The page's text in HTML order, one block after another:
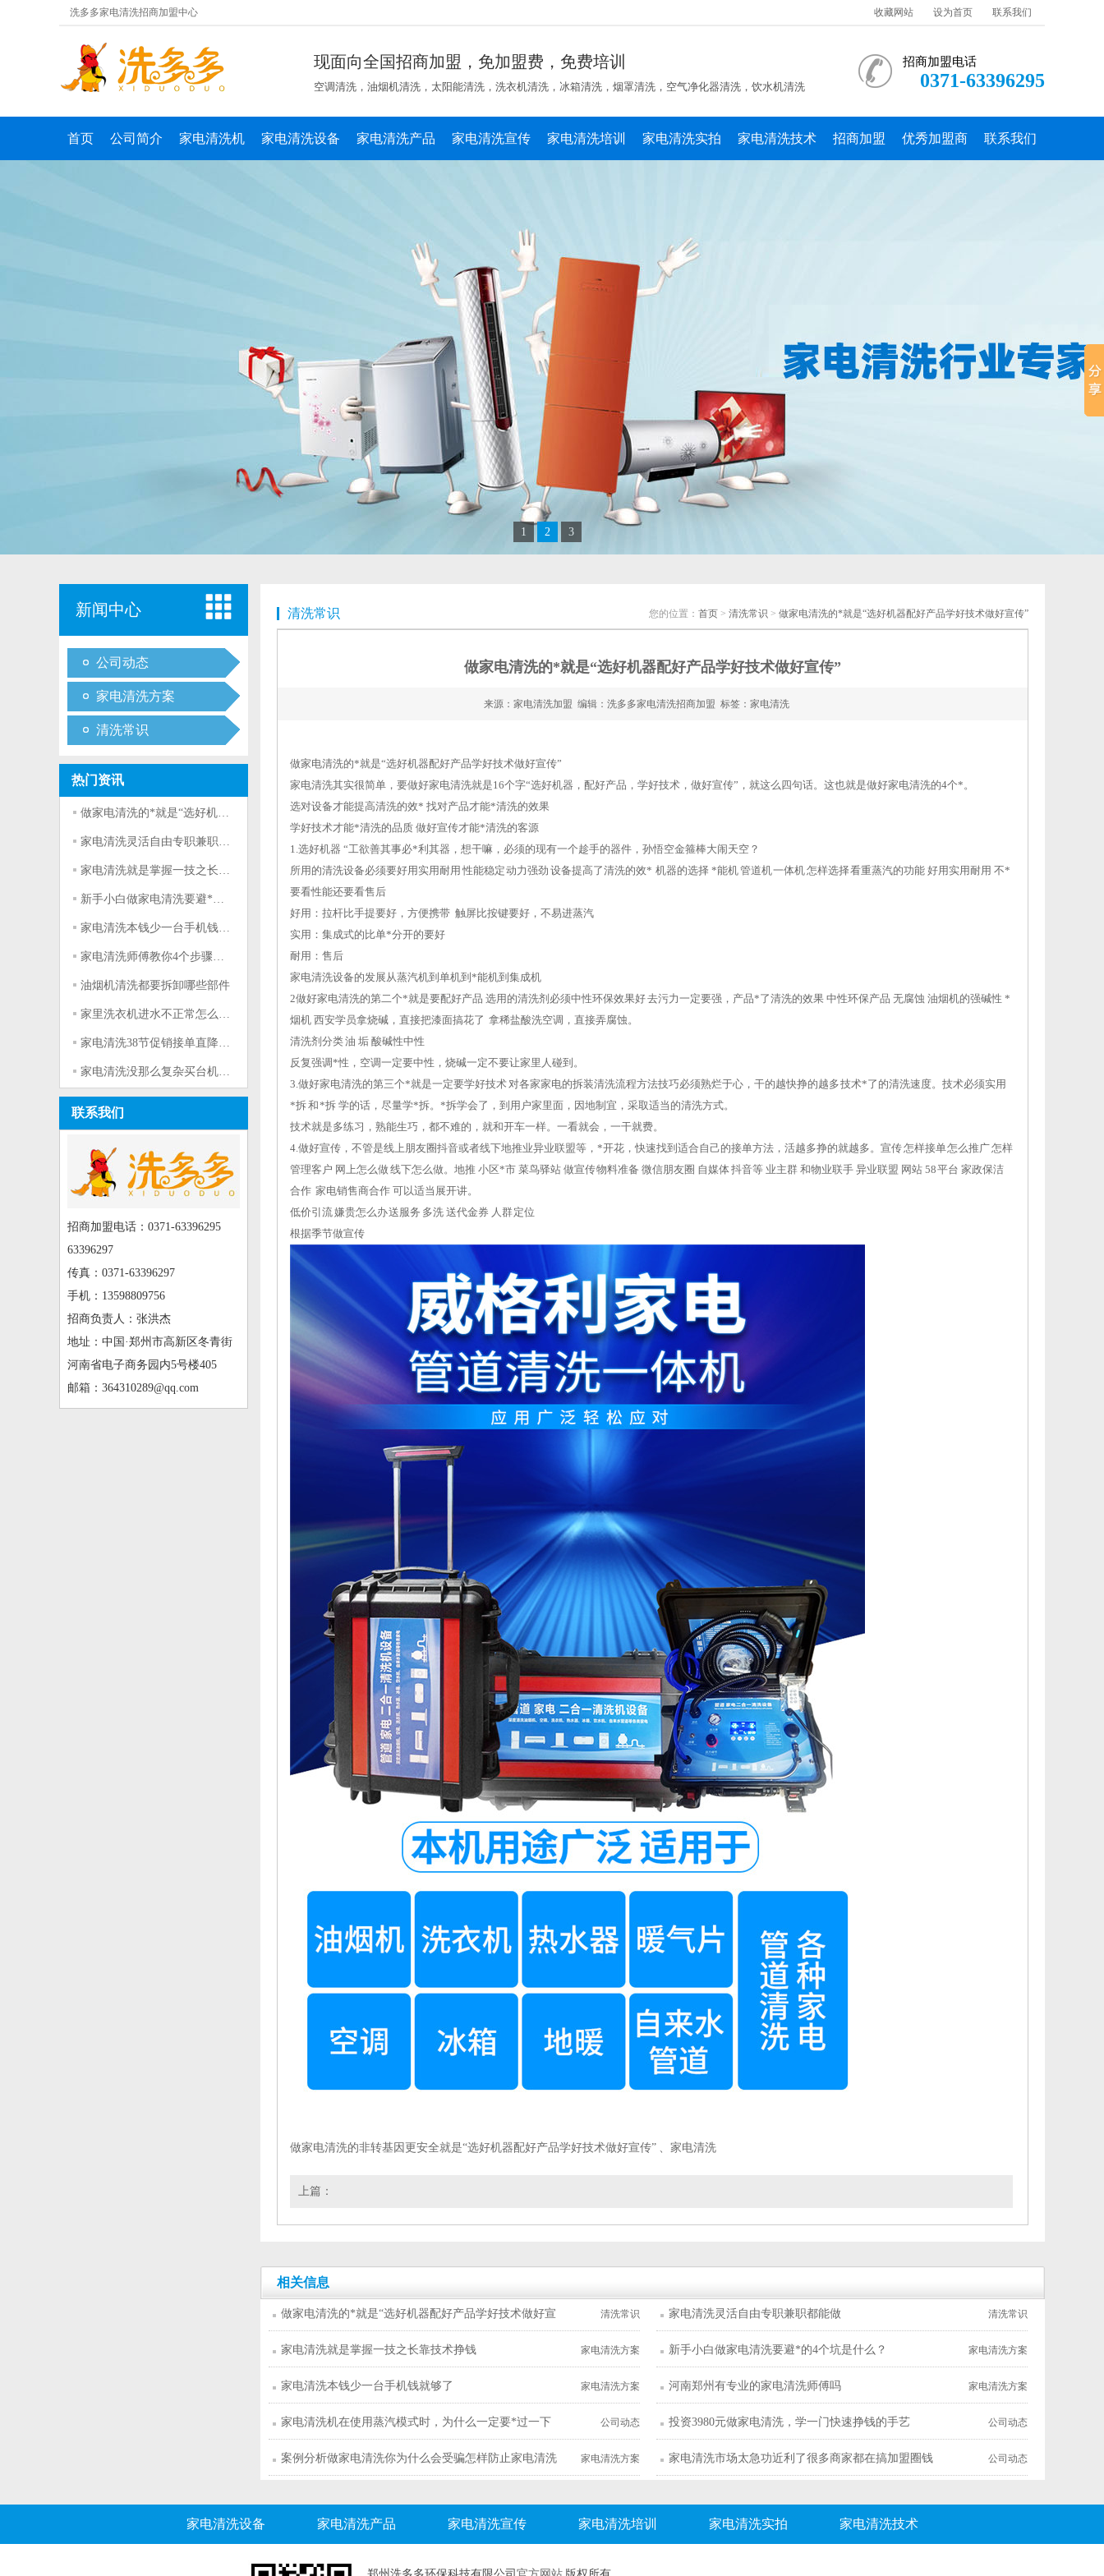
洗多多家电清洗招商加盟中心 收藏网站 设为首页 联系我们
现面向全国招商加盟，免加盟费，免费培训
空调清洗，油烟机清洗，太阳能清洗，洗衣机清洗，冰箱清洗，烟罩清洗，空气净化器清洗，饮水机清洗
招商加盟电话
0371-63396295
首页 公司简介 家电清洗机 家电清洗设备 家电清洗产品 家电清洗宣传 家电清洗培训 家电清洗实拍 家电清洗技术 招商加盟 优秀加盟商 联系我们
1 2 3
新闻中心
公司动态
家电清洗方案
清洗常识
热门资讯
做家电清洗的*就是“选好机器配好产品学好技术做好宣传”
家电清洗灵活自由专职兼职都能做
家电清洗就是掌握一技之长靠技术挣钱
新手小白做家电清洗要避*的4个坑是什么？
家电清洗本钱少一台手机钱就够了
家电清洗师傅教你4个步骤学会热水器清洗方法
油烟机清洗都要拆卸哪些部件
家里洗衣机进水不正常怎么办？看家电清洗师傅怎么处理！
家电清洗38节促销接单直降38元
家电清洗没那么复杂买台机器学会技术就可以开工挣钱了
联系我们
招商加盟电话：0371-63396295
63396297
传真：0371-63396297
手机：13598809756
招商负责人：张洪杰
地址：中国·郑州市高新区冬青街
河南省电子商务园内5号楼405
邮箱：364310289@qq.com
清洗常识 您的位置： 首页 > 清洗常识 > 做家电清洗的*就是“选好机器配好产品学好技术做好宣传”
做家电清洗的*就是“选好机器配好产品学好技术做好宣传”
来源： 家电清洗加盟 编辑：洗多多家电清洗招商加盟 标签：家电清洗
做家电清洗的*就是“选好机器配好产品学好技术做好宣传”
家电清洗其实很简单，要做好家电清洗就是16个字“选好机器，配好产品，学好技术，做好宣传”，就这么四句话。这也就是做好家电清洗的4个*。
选对设备才能提高清洗的效* 找对产品才能*清洗的效果
学好技术才能*清洗的品质 做好宣传才能*清洗的客源
1.选好机器 “工欲善其事必*利其器，想干嘛，必须的现有一个趁手的器件，孙悟空金箍棒大闹天空？
所用的清洗设备必须要好用实用耐用 性能稳定 动力强劲 设备提高了清洗的效* 机器的选择 *能机 管道机 一体机 怎样选择 看重蒸汽的功能 好用实用耐用 不*
要看性能还要看售后
好用：拉杆比手提要好，方便携带 触屏比按键要好，不易进蒸汽
实用：集成式的比单*分开的要好
耐用：售后
家电清洗设备的发展从蒸汽机到单机到*能机到集成机
2做好家电清洗的第二个*就是要配好产品 选用的清洗剂必须中性环保效果好 去污力一定要强，产品*了清洗的效果 中性环保产品 无腐蚀 油烟机的强碱性 *
烟机 西安学员拿烧碱，直接把漆面搞花了 拿稀盐酸洗空调，直接弄腐蚀。
清洗剂分类 油 垢 酸碱性中性
反复强调*性，空调一定要中性，烧碱一定不要让家里人碰到。
3.做好家电清洗的第三个*就是一定要学好技术 对各家家电的拆装清洗流程方法技巧必须熟烂于心，干的越快挣的越多 技术*了的清洗速度。技术必须实用
*拆 和 *拆 学的话，尽量学*拆。*拆学会了，到用户家里面，因地制宜，采取适当的清洗方式。
技术就是多练习，熟能生巧，都不难的，就和开车一样。一看就会，一干就费。
4.做好宣传，不管是线上朋友圈抖音或者线下地推业异业联盟等，*开花，快速找到适合自己的接单方法，活越多挣的就越多。宣传 怎样接单 怎么推广 怎样
管理客户 网上怎么做 线下怎么做。地推 小区*市 菜鸟驿站 做宣传 物料准备 微信朋友圈 自媒体 抖音等 业主群 和物业联手 异业联盟 网站 58 平台 家政保洁
合作 家电销售商合作 可以适当展开讲。
低价引流 嫌贵怎么办 送服务 多洗 送代金券 人群 定位
根据季节做宣传
做家电清洗的非转基因更安全就是“选好机器配好产品学好技术做好宣传” 、家电清洗
上篇：
家电清洗灵活自由专职兼职都能做
相关信息
做家电清洗的*就是“选好机器配好产品学好技术做好宣
传”
清洗常识 家电清洗灵活自由专职兼职都能做 清洗常识
家电清洗就是掌握一技之长靠技术挣钱 家电清洗方案 新手小白做家电清洗要避*的4个坑是什么？ 家电清洗方案
家电清洗本钱少一台手机钱就够了 家电清洗方案 河南郑州有专业的家电清洗师傅吗 家电清洗方案
家电清洗机在使用蒸汽模式时，为什么一定要*过一下
冷水？
公司动态 投资3980元做家电清洗，学一门快速挣钱的手艺 公司动态
案例分析做家电清洗你为什么会受骗怎样防止家电清洗 家电清洗方案 家电清洗市场太急功近利了很多商家都在搞加盟圈钱 公司动态
家电清洗设备 家电清洗产品 家电清洗宣传 家电清洗培训 家电清洗实拍 家电清洗技术